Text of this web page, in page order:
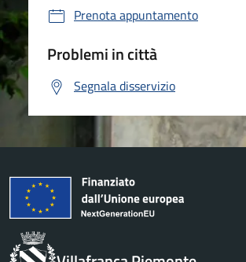
Prenota appuntamento
Problemi in città
Segnala disservizio